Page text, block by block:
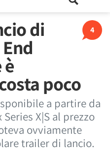
4
di
poco
a partire da
Series X|S al prezzo
ovviamente
trailer di lancio.